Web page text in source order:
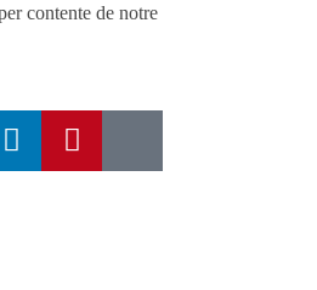
contente de notre